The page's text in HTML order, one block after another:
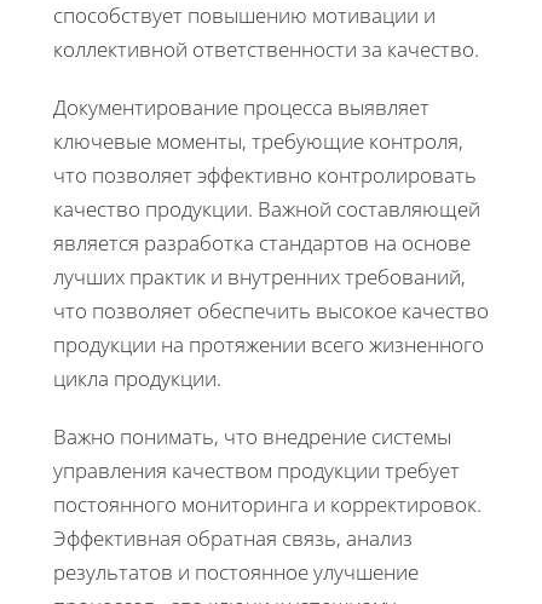
способствует повышению мотивации и
коллективной ответственности за качество.
Документирование процесса выявляет
ключевые моменты, требующие контроля,
что позволяет эффективно контролировать
качество продукции. Важной составляющей
является разработка стандартов на основе
лучших практик и внутренних требований,
что позволяет обеспечить высокое качество
продукции на протяжении всего жизненного
цикла продукции.
Важно понимать, что внедрение системы
управления качеством продукции требует
постоянного мониторинга и корректировок.
Эффективная обратная связь, анализ
результатов и постоянное улучшение